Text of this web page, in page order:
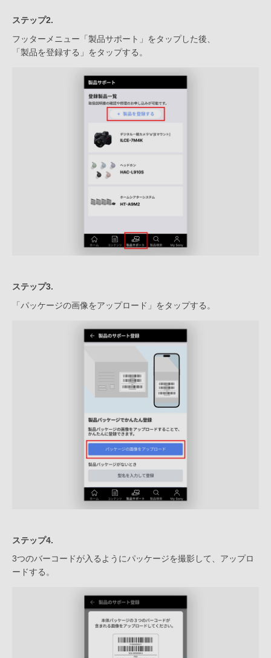
ステップ2.
フッターメニュー「製品サポート」をタップした後、
「製品を登録する」をタップする。
ステップ3.
「パッケージの画像をアップロード」をタップする。
ステップ4.
3つのバーコードが入るようにパッケージを撮影して、アップロ
ードする。